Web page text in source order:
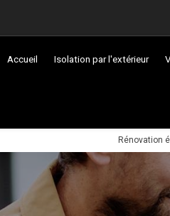
Accueil Isolation par l'extérieur
Rénovation